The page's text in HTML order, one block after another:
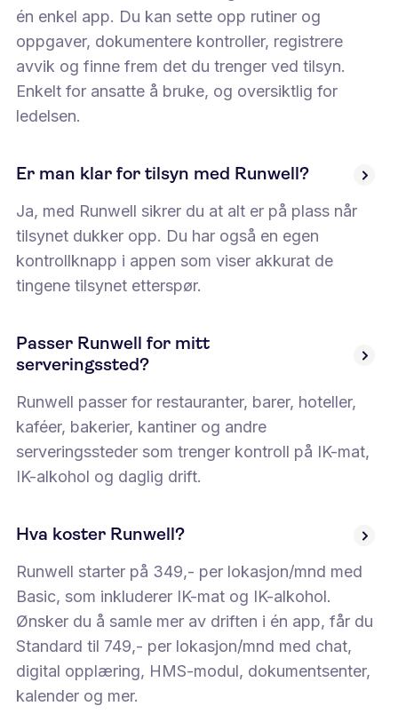
én enkel app. Du kan sette opp rutiner og
oppgaver, dokumentere kontroller, registrere
avvik og finne frem det du trenger ved tilsyn.
Enkelt for ansatte å bruke, og oversiktlig for
ledelsen.
Er man klar for tilsyn med Runwell?
Ja, med Runwell sikrer du at alt er på plass når
tilsynet dukker opp. Du har også en egen
kontrollknapp i appen som viser akkurat de
tingene tilsynet etterspør.
Passer Runwell for mitt
serveringssted?
Runwell passer for restauranter, barer, hoteller,
kaféer, bakerier, kantiner og andre
serveringssteder som trenger kontroll på IK-mat,
IK-alkohol og daglig drift.
Hva koster Runwell?
Runwell starter på 349,- per lokasjon/mnd med
Basic, som inkluderer IK-mat og IK-alkohol.
Ønsker du å samle mer av driften i én app, får du
Standard til 749,- per lokasjon/mnd med chat,
digital opplæring, HMS-modul, dokumentsenter,
kalender og mer.